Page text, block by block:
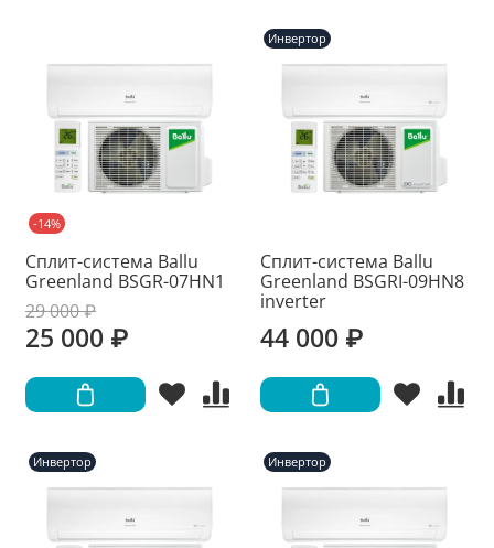
-14%
Сплит-система Ballu
Greenland BSGR-07HN1
29 000 ₽
25 000 ₽
Инвертор
Сплит-система Ballu
Greenland BSGRI-09HN8
inverter
44 000 ₽
Инвертор Инвертор